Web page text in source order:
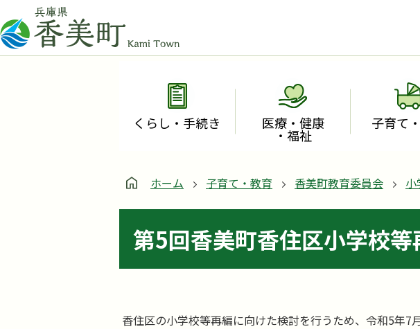
くらし・手続き 医療・健康
・福祉
子育て
ホーム 子育て・教育 香美町教育委員会
第5回香美町香住区小学校
香住区の小学校等再編に向けた検討を行うため、令和5年7